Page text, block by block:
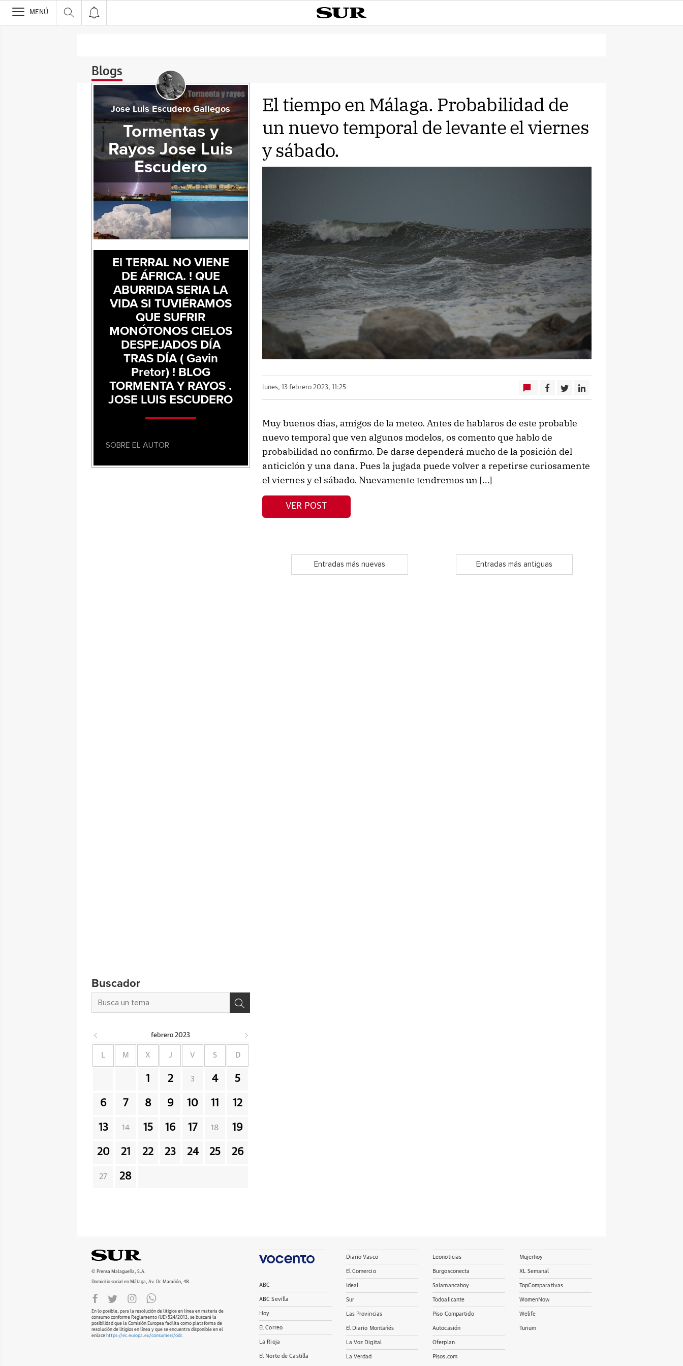
>
MENÚ
Blogs
El tiempo en Málaga. Probabilidad de
un nuevo temporal de levante el viernes
y sábado.
lunes, 13 febrero 2023, 11:25
Muy buenos días, amigos de la meteo. Antes de hablaros de este probable
nuevo temporal que ven algunos modelos, os comento que hablo de
probabilidad no confirmo. De darse dependerá mucho de la posición del
anticiclón y una dana. Pues la jugada puede volver a repetirse curiosamente
el viernes y el sábado. Nuevamente tendremos un […]
VER POST
Entradas más nuevas Entradas más antiguas
Jose Luis Escudero Gallegos
Tormentas y
Rayos Jose Luis
Escudero
El TERRAL NO VIENE
DE ÁFRICA. ! QUE
ABURRIDA SERIA LA
VIDA SI TUVIÉRAMOS
QUE SUFRIR
MONÓTONOS CIELOS
DESPEJADOS DÍA
TRAS DÍA ( Gavin
Pretor) ! BLOG
TORMENTA Y RAYOS .
JOSE LUIS ESCUDERO
SOBRE EL AUTOR
Buscador
febrero 2023
L M X J V S D
1 2 3 4 5
6 7 8 9 10 11 12
13 14 15 16 17 18 19
20 21 22 23 24 25 26
27 28
© Prensa Malagueña, S.A.
Domicilio social en Málaga, Av. Dr. Marañón, 48.
En lo posible, para la resolución de litigios en línea en materia de
consumo conforme Reglamento (UE) 524/2013, se buscará la
posibilidad que la Comisión Europea facilita como plataforma de
resolución de litigios en línea y que se encuentra disponible en el
enlace https://ec.europa.eu/consumers/odr.
ABC
ABC Sevilla
Hoy
El Correo
La Rioja
El Norte de Castilla
Diario Vasco
El Comercio
Ideal
Sur
Las Provincias
El Diario Montañés
La Voz Digital
La Verdad
Leonoticias
Burgosconecta
Salamancahoy
Todoalicante
Piso Compartido
Autocasión
Oferplan
Pisos.com
Mujerhoy
XL Semanal
TopComparativas
WomenNow
Welife
Turium